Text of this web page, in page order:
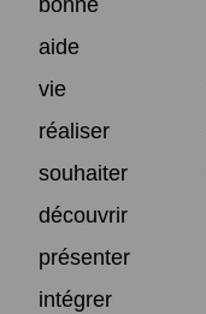
aide
vie
réaliser
souhaiter
découvrir
présenter
intégrer